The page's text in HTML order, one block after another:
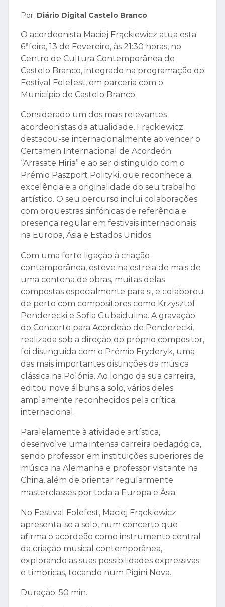
Por: Diário Digital Castelo Branco
O acordeonista Maciej Frąckiewicz atua esta
6ªfeira, 13 de Fevereiro, às 21:30 horas, no
Centro de Cultura Contemporânea de
Castelo Branco, integrado na programação do
Festival Folefest, em parceria com o
Município de Castelo Branco.
Considerado um dos mais relevantes
acordeonistas da atualidade, Frąckiewicz
destacou-se internacionalmente ao vencer o
Certamen Internacional de Acordeón
“Arrasate Hiria” e ao ser distinguido com o
Prémio Paszport Polityki, que reconhece a
excelência e a originalidade do seu trabalho
artístico. O seu percurso inclui colaborações
com orquestras sinfónicas de referência e
presença regular em festivais internacionais
na Europa, Ásia e Estados Unidos.
Com uma forte ligação à criação
contemporânea, esteve na estreia de mais de
uma centena de obras, muitas delas
compostas especialmente para si, e colaborou
de perto com compositores como Krzysztof
Penderecki e Sofia Gubaidulina. A gravação
do Concerto para Acordeão de Penderecki,
realizada sob a direção do próprio compositor,
foi distinguida com o Prémio Fryderyk, uma
das mais importantes distinções da música
clássica na Polónia. Ao longo da sua carreira,
editou nove álbuns a solo, vários deles
amplamente reconhecidos pela crítica
internacional.
Paralelamente à atividade artística,
desenvolve uma intensa carreira pedagógica,
sendo professor em instituições superiores de
música na Alemanha e professor visitante na
China, além de orientar regularmente
masterclasses por toda a Europa e Ásia.
No Festival Folefest, Maciej Frąckiewicz
apresenta-se a solo, num concerto que
afirma o acordeão como instrumento central
da criação musical contemporânea,
explorando as suas possibilidades expressivas
e tímbricas, tocando num Pigini Nova.
Duração: 50 min.